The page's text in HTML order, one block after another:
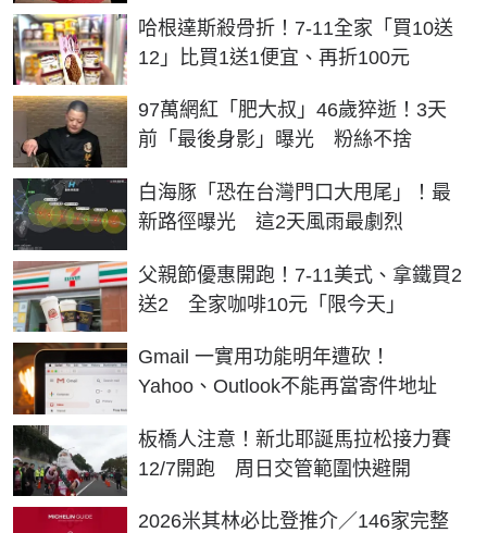
哈根達斯殺骨折！7-11全家「買10送
12」比買1送1便宜、再折100元
97萬網紅「肥大叔」46歲猝逝！3天
前「最後身影」曝光 粉絲不捨
白海豚「恐在台灣門口大甩尾」！最
新路徑曝光 這2天風雨最劇烈
父親節優惠開跑！7-11美式、拿鐵買2
送2 全家咖啡10元「限今天」
Gmail 一實用功能明年遭砍！
Yahoo、Outlook不能再當寄件地址
板橋人注意！新北耶誕馬拉松接力賽
12/7開跑 周日交管範圍快避開
2026米其林必比登推介／146家完整